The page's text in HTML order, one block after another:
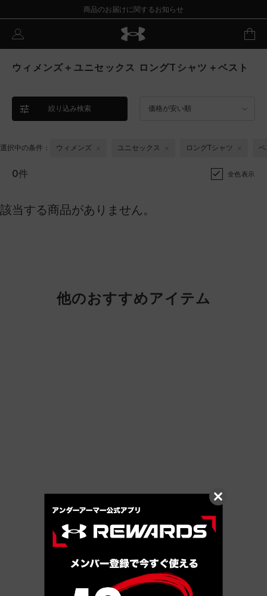
商品のお届けに関するお知らせ
ウィメンズ＋ユニセックス ロングTシャツ＋ベスト
絞り込み検索 価格が安い順
選択中の条件： ウィメンズ ユニセックス ロングTシャツ
0件 全色表示
該当する商品がありません。
他のおすすめアイテム